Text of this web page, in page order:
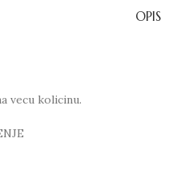
OPIS
vecu kolicinu.